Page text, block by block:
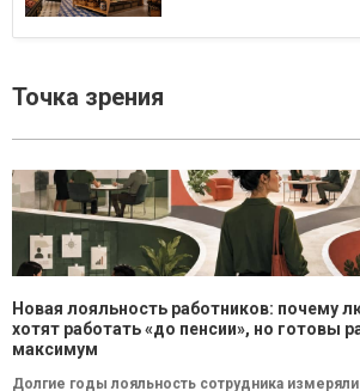
Точка зрения
Новая лояльность работников: почему
хотят работать «до пенсии», но готовы
максимум
Долгие годы лояльность сотрудника